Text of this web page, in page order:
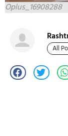
Oplus_16908288
All